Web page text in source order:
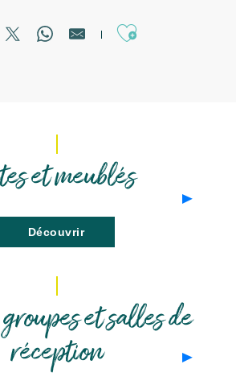
Ajouter aux
et meublés
Découvrir
et salles de
réception